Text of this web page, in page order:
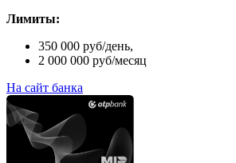
Лимиты:
350 000 руб/день,
2 000 000 руб/месяц
На сайт банка